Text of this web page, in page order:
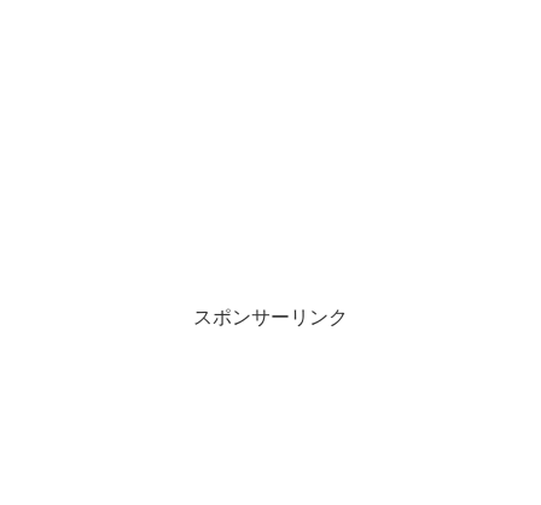
スポンサーリンク